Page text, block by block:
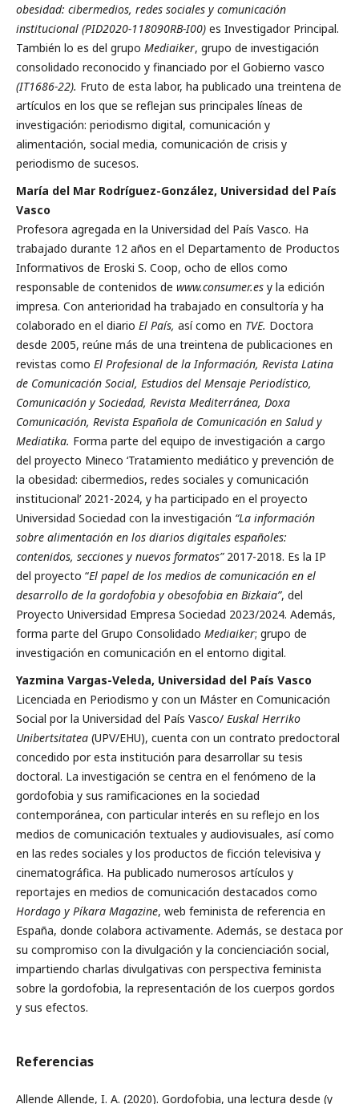
obesidad: cibermedios, redes sociales y comunicación
institucional (PID2020-118090RB-I00) es Investigador Principal.
También lo es del grupo Mediaiker, grupo de investigación
conso­lidado reconocido y financiado por el Gobierno vasco
(IT1686-22). Fruto de esta labor, ha publicado una treintena de
artículos en los que se reflejan sus principales líneas de
investigación: periodismo digital, comunicación y
alimentación, social media, comunicación de crisis y
periodismo de sucesos.
María del Mar Rodríguez-González, Universidad del País
Vasco
Profesora agregada en la Universidad del País Vasco. Ha
trabajado durante 12 años en el Departamento de Productos
Informativos de Eroski S. Coop, ocho de ellos como
responsable de contenidos de www.consumer.es y la edición
impresa. Con anterioridad ha trabajado en consultoría y ha
colaborado en el diario El País, así como en TVE. Doctora
desde 2005, reúne más de una treintena de publicaciones en
revistas como El Pro­fesional de la Información, Revista Latina
de Comunicación Social, Estudios del Mensaje Periodístico,
Comunicación y Sociedad, Revista Mediterránea, Doxa
Comunicación, Revista Española de Comunicación en Salud y
Mediatika. Forma parte del equipo de investigación a cargo
del proyecto Mineco ‘Tratamiento mediático y prevención de
la obesidad: cibermedios, redes sociales y comunicación
institucional’ 2021-2024, y ha participado en el proyecto
Universidad So­ciedad con la investigación “La información
sobre alimentación en los diarios digitales españoles:
contenidos, secciones y nuevos formatos” 2017-2018. Es la IP
del proyecto “El papel de los medios de comunicación en el
desarrollo de la gordo­fobia y obesofobia en Bizkaia”, del
Proyecto Universidad Empresa Sociedad 2023/2024. Además,
forma parte del Grupo Consolidado Mediaiker; grupo de
investigación en comunicación en el entorno digital.
Yazmina Vargas-Veleda, Universidad del País Vasco
Licenciada en Periodismo y con un Máster en Comunicación
Social por la Universidad del País Vasco/ Euskal Herriko
Unibertsitatea (UPV/EHU), cuenta con un contrato predoctoral
concedido por esta institución para desarrollar su tesis
doctoral. La investigación se centra en el fenómeno de la
gordofobia y sus ramificaciones en la sociedad
contemporánea, con particular interés en su reflejo en los
medios de comunicación textuales y audiovisuales, así como
en las redes sociales y los productos de ficción televisiva y
cinematográfica. Ha publicado numerosos artículos y
reportajes en medios de comunicación destacados como
Hordago y Píkara Magazine, web feminista de referencia en
España, donde colabora activamente. Además, se destaca por
su compromiso con la divulgación y la concienciación social,
impartiendo charlas divulgativas con perspectiva feminista
sobre la gordofobia, la representación de los cuerpos gordos
y sus efectos.
Referencias
Allende Allende, I. A. (2020). Gordofobia, una lectura desde (y